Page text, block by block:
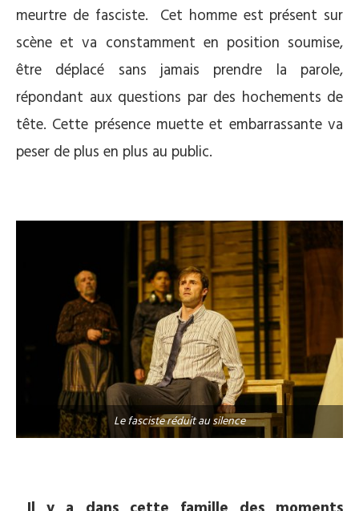
meurtre de fasciste. Cet homme est présent sur
scène et va constamment en position soumise,
être déplacé sans jamais prendre la parole,
répondant aux questions par des hochements de
tête. Cette présence muette et embarrassante va
peser de plus en plus au public.
Le fasciste réduit au silence